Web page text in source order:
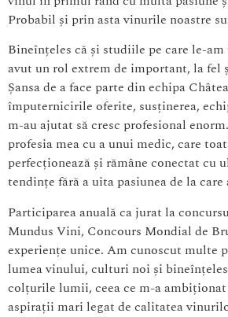
Probabil și prin asta vinurile noastre
Bineînțeles că și studiile pe care le-
avut un rol extrem de important, la fel
Șansa de a face parte din echipa
împuternicirile oferite, susținerea,
m-au ajutat să cresc profesional
profesia mea cu a unui medic, care
perfecționează și rămâne conectat cu
tendințe fără a uita pasiunea de la care
Participarea anuală ca jurat la
Mundus Vini, Concours Mondial de
experiențe unice. Am cunoscut multe
lumea vinului, culturi noi și
colțurile lumii, ceea ce m-a
aspirații mari legat de calitatea